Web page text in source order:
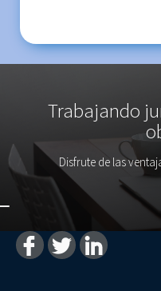
Trabajando
Disfrute de las